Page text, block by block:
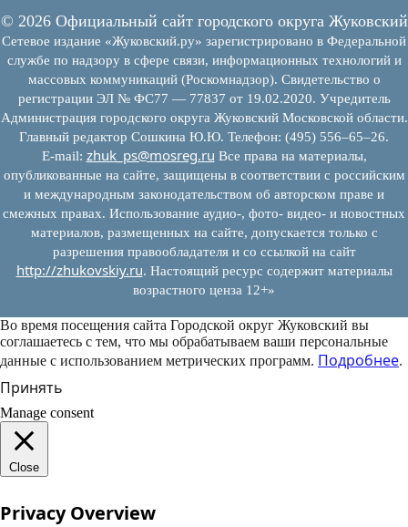
© 2026 Официальный сайт городского округа Жуковский
Сетевое издание «Жуковский.ру» зарегистрировано в Федеральной
службе по надзору в сфере связи, информационных технологий и
массовых коммуникаций (Роскомнадзор). Свидетельство о
регистрации ЭЛ № ФС77 — 77837 от 19.02.2020. Учредитель
Администрация городского округа Жуковский Московской области.
Главный редактор Сошкина Ю.Ю. Телефон: (495) 556–65–26.
E‑mail: zhuk_ps@mosreg.ru Все права на материалы,
опубликованные на сайте, защищены в соответствии с российским
и международным законодательством об авторском праве и
смежных правах. Использование аудио-, фото- видео- и новостных
материалов, размещенных на сайте, допускается только с
разрешения правообладателя и со ссылкой на сайт
http://zhukovskiy.ru. Настоящий ресурс содержит материалы
возрастного ценза 12+»
Во время посещения сайта Городской округ Жуковский вы
соглашаетесь с тем, что мы обрабатываем ваши персональные
данные с использованием метрических программ. Подробнее.
Принять
Manage consent
Close
Privacy Overview